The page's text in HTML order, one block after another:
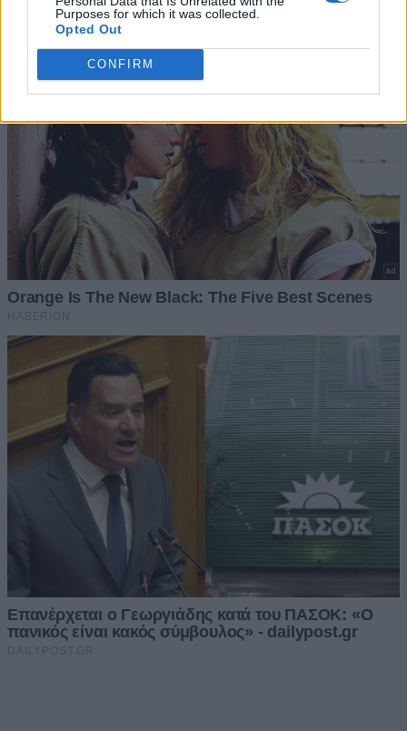
Purposes for which it was collected.
Opted Out
CONFIRM